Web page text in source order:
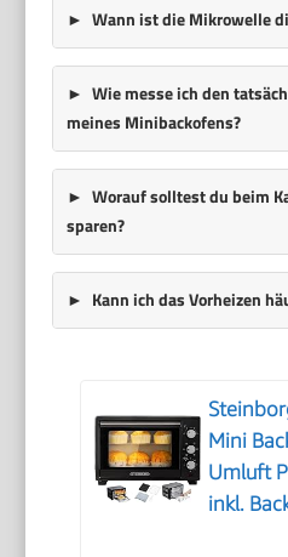
Wann ist die Mikrowelle
Wie messe ich den
meines Minibackofens?
Worauf solltest du beim
sparen?
Kann ich das Vorheizen
Mini
Umluft
inkl.